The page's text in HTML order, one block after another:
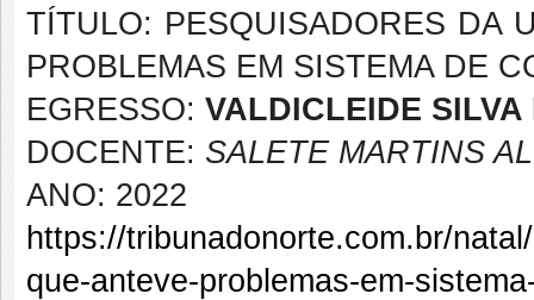
TÍTULO: PESQUISADORES DA
PROBLEMAS EM SISTEMA DE
EGRESSO: VALDICLEIDE SILVA
DOCENTE: SALETE MARTINS
ANO: 2022
https://tribunadonorte.com.br/
que-anteve-problemas-em-